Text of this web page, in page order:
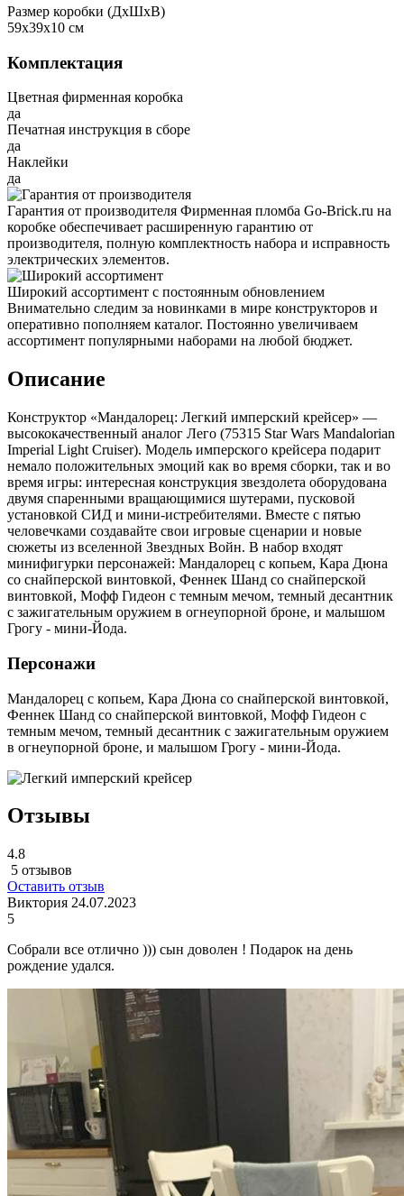
Размер коробки (ДxШxВ)
59x39x10 см
Комплектация
Цветная фирменная коробка
да
Печатная инструкция в сборе
да
Наклейки
да
Гарантия от производителя Фирменная пломба Go-Brick.ru на
коробке обеспечивает расширенную гарантию от
производителя, полную комплектность набора и исправность
электрических элементов.
Широкий ассортимент с постоянным обновлением
Внимательно следим за новинками в мире конструкторов и
оперативно пополняем каталог. Постоянно увеличиваем
ассортимент популярными наборами на любой бюджет.
Описание
Конструктор «Мандалорец: Легкий имперский крейсер» —
высококачественный аналог Лего (75315 Star Wars Mandalorian
Imperial Light Cruiser). Модель имперского крейсера подарит
немало положительных эмоций как во время сборки, так и во
время игры: интересная конструкция звездолета оборудована
двумя спаренными вращающимися шутерами, пусковой
установкой СИД и мини-истребителями. Вместе с пятью
человечками создавайте свои игровые сценарии и новые
сюжеты из вселенной Звездных Войн. В набор входят
минифигурки персонажей: Мандалорец с копьем, Кара Дюна
со снайперской винтовкой, Феннек Шанд со снайперской
винтовкой, Мофф Гидеон с темным мечом, темный десантник
с зажигательным оружием в огнеупорной броне, и малышом
Грогу - мини-Йода.
Персонажи
Мандалорец с копьем, Кара Дюна со снайперской винтовкой,
Феннек Шанд со снайперской винтовкой, Мофф Гидеон с
темным мечом, темный десантник с зажигательным оружием
в огнеупорной броне, и малышом Грогу - мини-Йода.
Отзывы
4.8
5 отзывов
Оставить отзыв
Виктория 24.07.2023
5
Собрали все отлично ))) сын доволен ! Подарок на день
рождение удался.